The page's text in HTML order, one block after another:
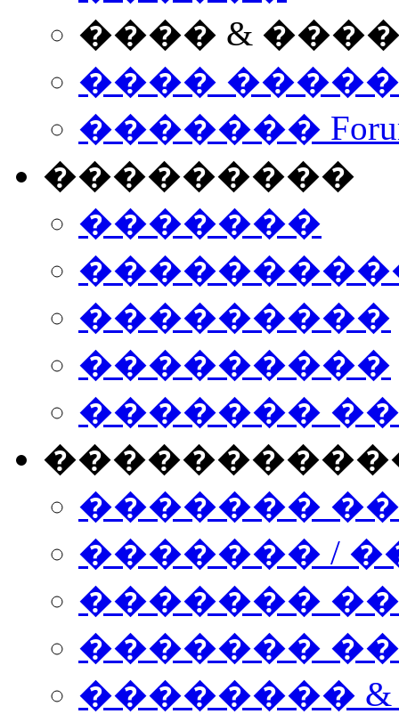
���� &
����
�������
���������
�������
���������
���������
�������
�������
������� /
�������
������� ���
��������